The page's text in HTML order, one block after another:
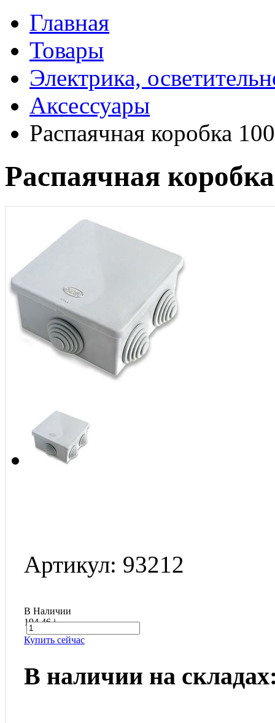
Главная
Товары
Электрика,
Аксессуары
Распаячная коробка
Распаячная
Артикул: 93212
В Наличии
194.46i
Купить сейчас
В наличии на